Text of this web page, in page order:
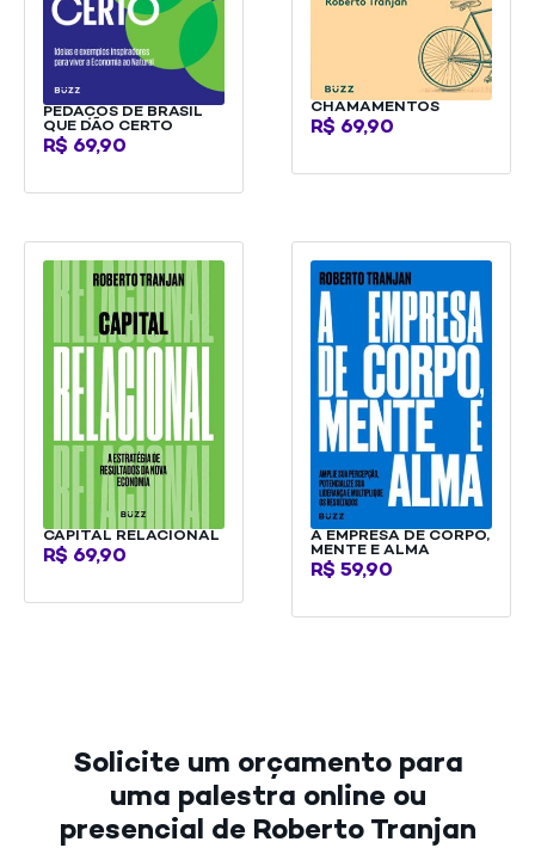
PEDAÇOS DE BRASIL
QUE DÃO CERTO
R$ 69,90
CHAMAMENTOS
R$ 69,90
CAPITAL RELACIONAL
R$ 69,90
A EMPRESA DE CORPO,
MENTE E ALMA
R$ 59,90
Solicite um orçamento para
uma palestra online ou
presencial de Roberto Tranjan